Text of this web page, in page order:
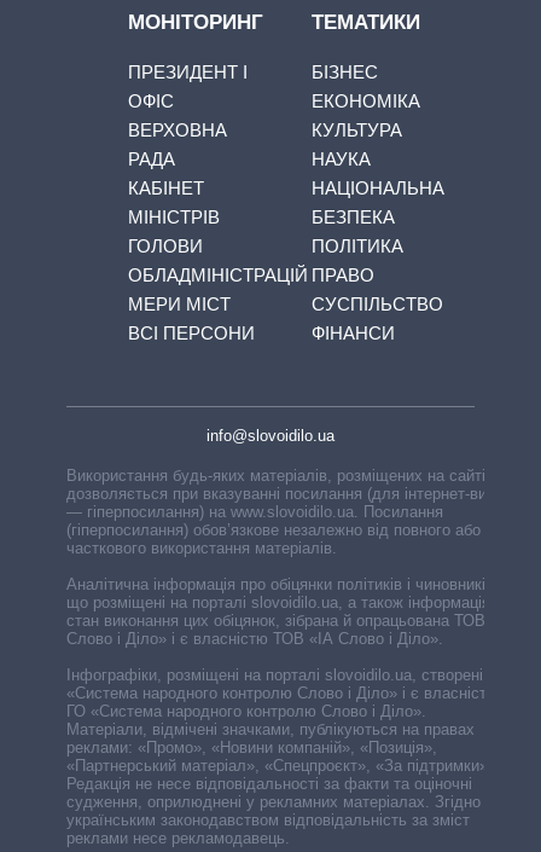
МОНІТОРИНГ
ПРЕЗИДЕНТ І
ОФІС
ВЕРХОВНА
РАДА
КАБІНЕТ
МІНІСТРІВ
ГОЛОВИ
ОБЛАДМІНІСТРАЦІЙ
МЕРИ МІСТ
ВСІ ПЕРСОНИ
ТЕМАТИКИ
БІЗНЕС
ЕКОНОМІКА
КУЛЬТУРА
НАУКА
НАЦІОНАЛЬНА
БЕЗПЕКА
ПОЛІТИКА
ПРАВО
СУСПІЛЬСТВО
ФІНАНСИ
info@slovoidilo.ua
Використання будь-яких матеріалів, розміщених на сайті,
дозволяється при вказуванні посилання (для інтернет-видань
— гіперпосилання) на www.slovoidilo.ua. Посилання
(гіперпосилання) обов’язкове незалежно від повного або
часткового використання матеріалів.
Аналітична інформація про обіцянки політиків і чиновників,
що розміщені на порталі slovoidilo.ua, а також інформація про
стан виконання цих обіцянок, зібрана й опрацьована ТОВ «ІА
Слово і Діло» і є власністю ТОВ «ІА Слово і Діло».
Інфографіки, розміщені на порталі slovoidilo.ua, створені ГО
«Система народного контролю Слово і Діло» і є власністю
ГО «Система народного контролю Слово і Діло».
Матеріали, відмічені значками, публікуються на правах
реклами: «Промо», «Новини компаній», «Позиція»,
«Партнерський матеріал», «Спецпроєкт», «За підтримки».
Редакція не несе відповідальності за факти та оціночні
судження, оприлюднені у рекламних матеріалах. Згідно з
українським законодавством відповідальність за зміст
реклами несе рекламодавець.